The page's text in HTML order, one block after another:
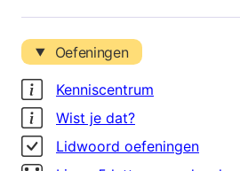
Oefeningen
Kenniscentrum
Wist je dat?
Lidwoord oefeningen